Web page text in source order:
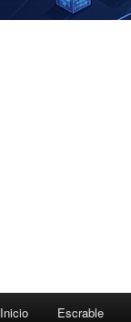
Inicio Escrable